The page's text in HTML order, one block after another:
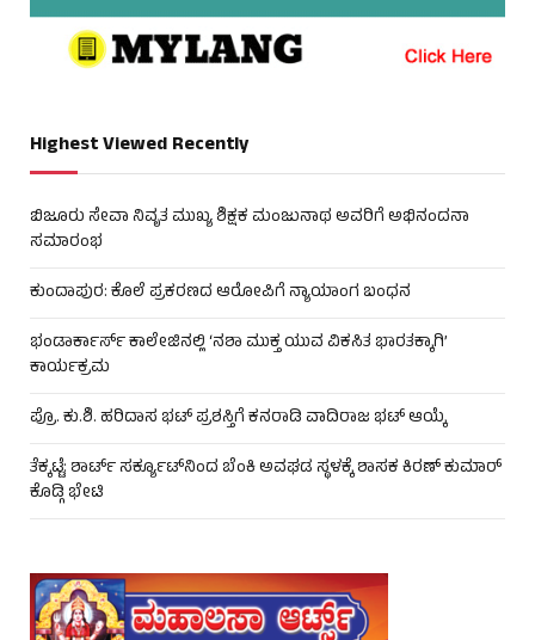
Highest Viewed Recently
ಬಿಜೂರು ಸೇವಾ ನಿವೃತ ಮುಖ್ಯ ಶಿಕ್ಷಕ ಮಂಜುನಾಥ ಅವರಿಗೆ ಅಭಿನಂದನಾ
ಸಮಾರಂಭ
ಕುಂದಾಪುರ: ಕೊಲೆ ಪ್ರಕರಣದ ಆರೋಪಿಗೆ ನ್ಯಾಯಾಂಗ ಬಂಧನ
ಭಂಡಾರ್ಕಾರ್ಸ್ ಕಾಲೇಜಿನಲ್ಲಿ ‘ನಶಾ ಮುಕ್ತ ಯುವ ವಿಕಸಿತ ಭಾರತಕ್ಕಾಗಿ’
ಕಾರ್ಯಕ್ರಮ
ಪ್ರೊ. ಕು.ಶಿ. ಹರಿದಾಸ ಭಟ್ ಪ್ರಶಸ್ತಿಗೆ ಕನರಾಡಿ ವಾದಿರಾಜ ಭಟ್ ಆಯ್ಕೆ
ತೆಕ್ಕಟ್ಟೆ: ಶಾರ್ಟ್ ಸರ್ಕ್ಯೂಟ್‌ನಿಂದ ಬೆಂಕಿ ಅವಘಡ ಸ್ಥಳಕ್ಕೆ ಶಾಸಕ ಕಿರಣ್ ಕುಮಾರ್
ಕೊಡ್ಗಿ ಭೇಟಿ